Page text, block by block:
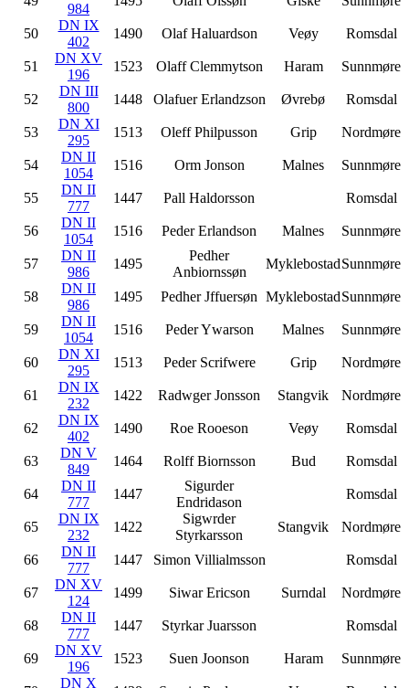
984
50
DN IX
402
1490 Olaf Haluardson Veøy Romsdal
51
DN XV
196
1523 Olaff Clemmytson Haram Sunnmøre
52
DN III
800
1448 Olafuer Erlandzson Øvrebø Romsdal
53
DN XI
295
1513 Oleff Philpusson Grip Nordmøre
54
DN II
1054
1516 Orm Jonson Malnes Sunnmøre
55
DN II
777
1447 Pall Haldorsson Romsdal
56
DN II
1054
1516 Peder Erlandson Malnes Sunnmøre
57
DN II
986
1495
Pedher
Anbiornssøn
MyklebostadSunnmøre
58
DN II
986
1495 Pedher Jffuersøn MyklebostadSunnmøre
59
DN II
1054
1516 Peder Ywarson Malnes Sunnmøre
60
DN XI
295
1513 Peder Scrifwere Grip Nordmøre
61
DN IX
232
1422 Radwger Jonsson Stangvik Nordmøre
62
DN IX
402
1490 Roe Rooeson Veøy Romsdal
63
DN V
849
1464 Rolff Biornsson Bud Romsdal
64
DN II
777
1447
Sigurder
Endridason
Romsdal
65
DN IX
232
1422
Sigwrder
Styrkarsson
Stangvik Nordmøre
66
DN II
777
1447 Simon Villialmsson Romsdal
67
DN XV
124
1499 Siwar Ericson Surndal Nordmøre
68
DN II
777
1447 Styrkar Juarsson Romsdal
69
DN XV
196
1523 Suen Joonson Haram Sunnmøre
DN X